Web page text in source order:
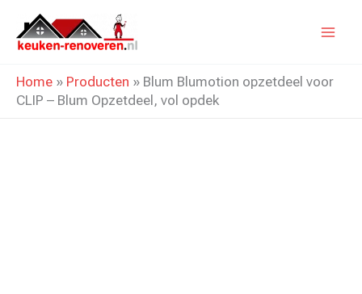
naar
inhoud
Home » Producten » Blum Blumotion opzetdeel voor
CLIP – Blum Opzetdeel, vol opdek